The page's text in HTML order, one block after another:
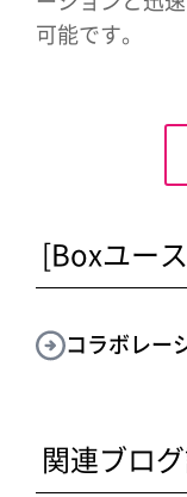
可能です。
[Boxユー
コラボレー
関連ブロ